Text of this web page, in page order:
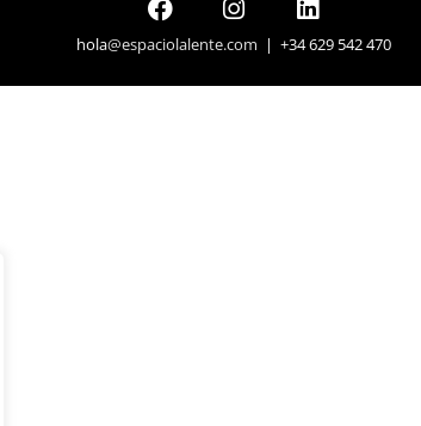
hola@espaciolalente.com | +34 629 542 470